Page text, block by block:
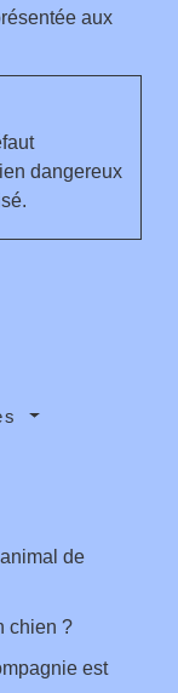
aux
dangereux
de
chien ?
est